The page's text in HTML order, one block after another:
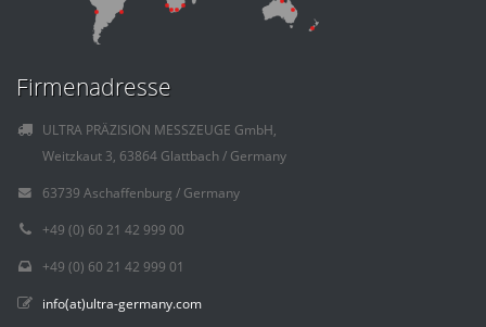
Firmenadresse
ULTRA PRÄZISION MESSZEUGE GmbH,
Weitzkaut 3, 63864 Glattbach / Germany
63739 Aschaffenburg / Germany
+49 (0) 60 21 42 999 00
+49 (0) 60 21 42 999 01
info(at)ultra-germany.com